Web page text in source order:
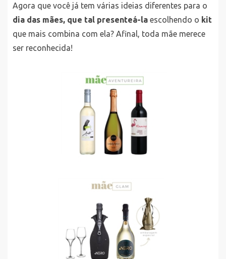
Agora que você já tem várias ideias diferentes para o
dia das mães, que tal presenteá-la escolhendo o kit
que mais combina com ela? Afinal, toda mãe merece
ser reconhecida!